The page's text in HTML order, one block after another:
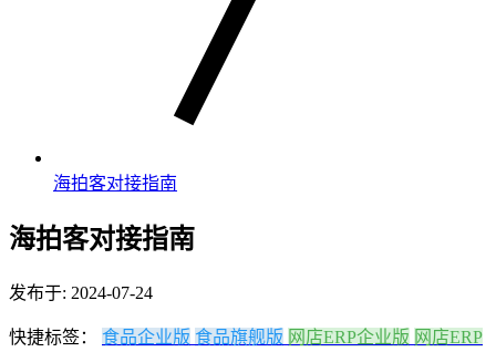
海拍客对接指南
海拍客对接指南
发布于: 2024-07-24
快捷标签： 食品企业版 食品旗舰版 网店ERP企业版 网店ERP